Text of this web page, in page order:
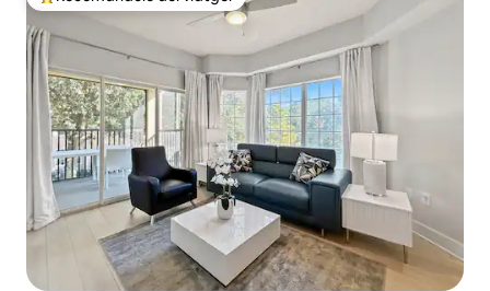
Principals recomanacions dels viatgers